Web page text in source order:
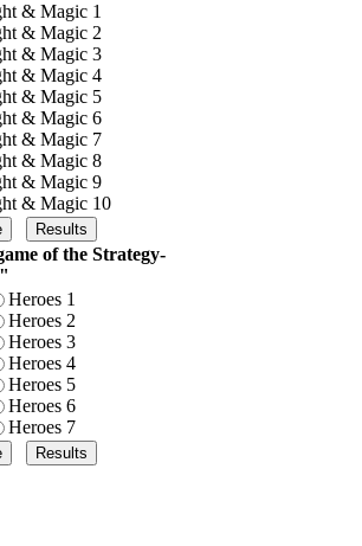
& Magic 1
& Magic 2
& Magic 3
& Magic 4
& Magic 5
& Magic 6
& Magic 7
& Magic 8
& Magic 9
& Magic 10
of the Strategy-
Heroes 1
Heroes 2
Heroes 3
Heroes 4
Heroes 5
Heroes 6
Heroes 7